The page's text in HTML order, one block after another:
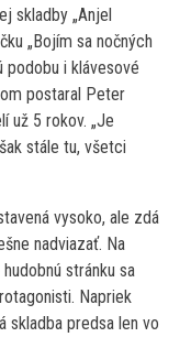
skladby „Anjel
„Bojím sa nočných
podobu i klávesové
postaral Peter
už 5 rokov. „Je
stále tu, všetci
vysoko, ale zdá
nadviazať. Na
stránku sa
Napriek
skladba predsa len vo